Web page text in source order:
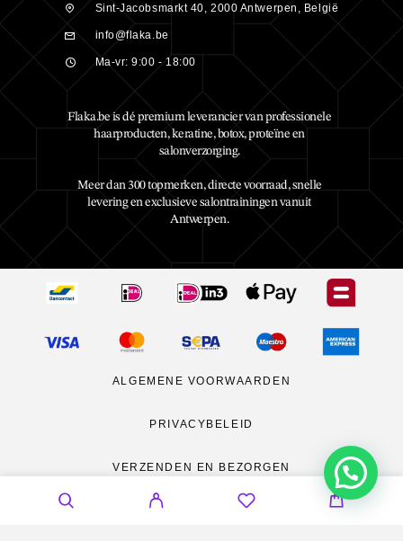
Sint-Jacobsmarkt 40, 2000 Antwerpen, België
info@flaka.be
Ma-vr: 9:00 - 18:00
Flaka.be is dé premium leverancier van professionele
haarproducten, keratine, botox, proteïne en
salonverzorging.
Meer dan 300 topmerken, directe voorraad, snelle
levering en exclusieve salontrainingen vanuit
Antwerpen.
ALGEMENE VOORWAARDEN
PRIVACYBELEID
VERZENDEN EN BEZORGEN
RETOURNEREN CONTACT